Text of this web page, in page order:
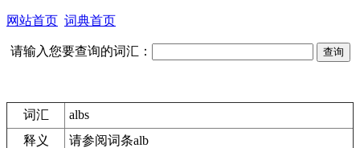
网站首页 词典首页
请输入您要查询的词汇：
词汇
albs
释义
请参阅词条alb